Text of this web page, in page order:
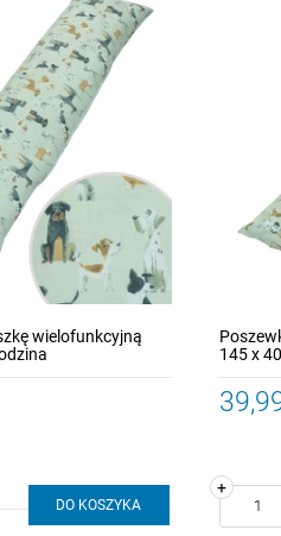
wielofunkcyjną
DO KOSZYKA
145 x
+